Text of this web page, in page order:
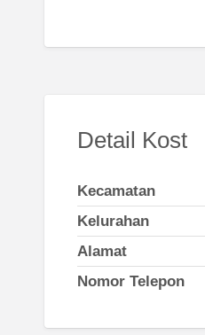
Detail Kost
Kecamatan
Kelurahan
Alamat
Nomor Telepon